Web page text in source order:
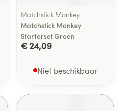
Matchstick Monkey
Matchstick Monkey
Starterset Groen
€ 24,09
Niet beschikbaar